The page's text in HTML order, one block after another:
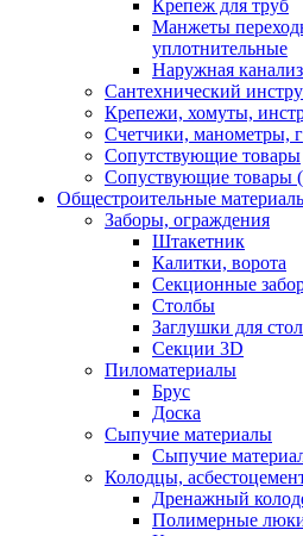
Крепеж для труб
Манжеты
уплотнительные
Наружная
Сантехнический
Крепежи, хомуты,
Счетчики, манометры,
Сопутствующие товары
Сопуствующие товары
Общестроительные
Заборы, ограждения
Штакетник
Калитки, ворота
Секционные
Столбы
Заглушки для
Секции 3D
Пиломатериалы
Брус
Доска
Сыпучие материалы
Сыпучие
Колодцы,
Дренажный
Полимерные